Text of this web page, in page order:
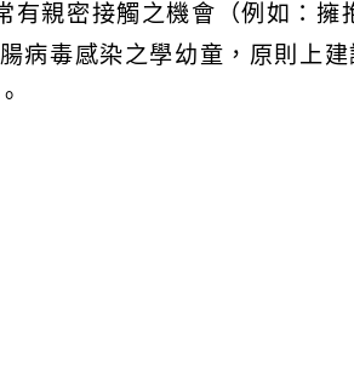
有親密接觸之機會（例如：擁
病毒感染之學幼童，原則上建